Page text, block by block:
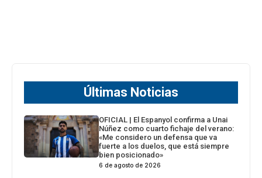
Últimas Noticias
OFICIAL | El Espanyol confirma a Unai
Núñez como cuarto fichaje del verano:
«Me considero un defensa que va
fuerte a los duelos, que está siempre
bien posicionado»
6 de agosto de 2026